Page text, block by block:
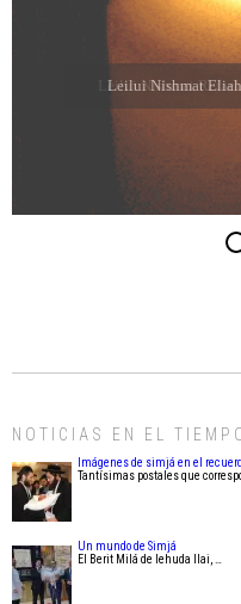
Leilui Nishmat
NOTICIAS EN EL
Imágenes de simjá en el
Tantísimas postales que
Un mundo de Simjá
El Berit Milá de Iehuda Ilai, …